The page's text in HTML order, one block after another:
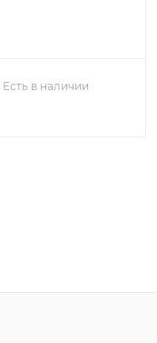
Есть в наличии